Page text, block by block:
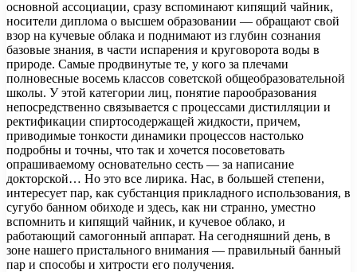
основной ассоциации, сразу вспоминают кипящий чайник,
носители диплома о высшем образовании — обращают свой
взор на кучевые облака и поднимают из глубин сознания
базовые знания, в части испарения и круговорота воды в
природе. Самые продвинутые те, у кого за плечами
полновесные восемь классов советской общеобразовательной
школы. У этой категории лиц, понятие парообразования
непосредственно связывается с процессами дистилляции и
ректификации спиртосодержащей жидкости, причем,
приводимые тонкости динамики процессов настолько
подробны и точны, что так и хочется посоветовать
опрашиваемому основательно сесть — за написание
докторской… Но это все лирика. Нас, в большей степени,
интересует пар, как субстанция прикладного использования, в
сугубо банном обиходе и здесь, как ни странно, уместно
вспомнить и кипящий чайник, и кучевое облако, и
работающий самогонный аппарат. На сегодняшний день, в
зоне нашего пристального внимания — правильный банный
пар и способы и хитрости его получения.